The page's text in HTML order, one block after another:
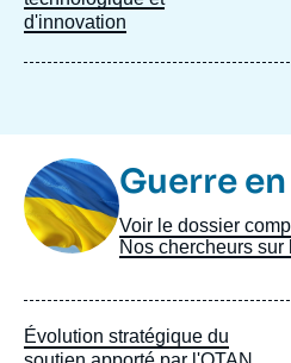
d'innovation
Image
TaxonomieGuerre
Voir le dossier
Nos chercheurs sur
Évolution stratégique du